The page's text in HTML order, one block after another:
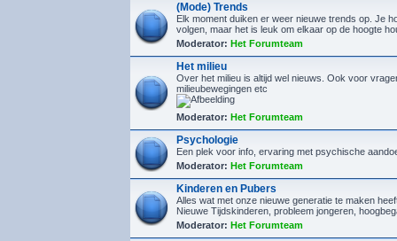
(Mode) Trends
Elk moment duiken er weer nieuwe trends op. Je
volgen, maar het is leuk om elkaar op de hoogte
Moderator: Het Forumteam
Het milieu
Over het milieu is altijd wel nieuws. Ook voor
milieubewegingen etc
Moderator: Het Forumteam
Psychologie
Een plek voor info, ervaring met psychische
Moderator: Het Forumteam
Kinderen en Pubers
Alles wat met onze nieuwe generatie te maken
Nieuwe Tijdskinderen, probleem jongeren,
Moderator: Het Forumteam